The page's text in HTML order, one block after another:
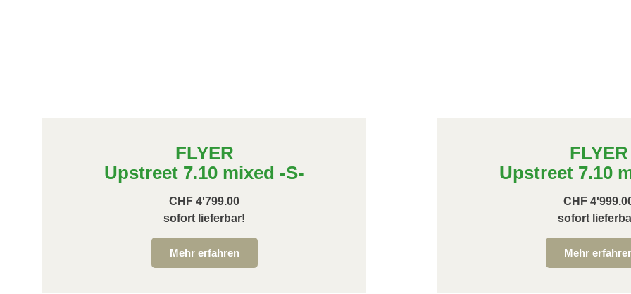
FLYER
Upstreet 7.10 mixed -S-
CHF 4'799.00
sofort lieferbar!
Mehr erfahren
FLYER
Upstreet 7.10
CHF
sofort
Mehr